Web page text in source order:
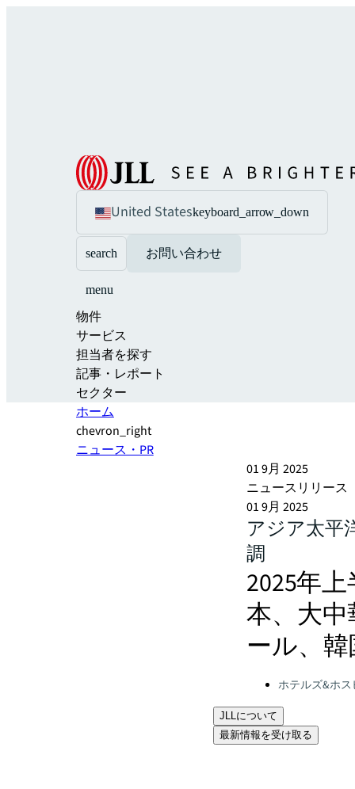
United Stateskeyboard_arrow_down
search お問い合わせ
menu
物件
サービス
担当者を探す
記事・レポート
セクター
ホーム
chevron_right
ニュース・PR
01 9月 2025
ニュースリリース
01 9月 2025
アジア太平
調
2025年
本、大
ール、
Categories:ホテルズ&ホス
JLLについて
最新情報を受け取る